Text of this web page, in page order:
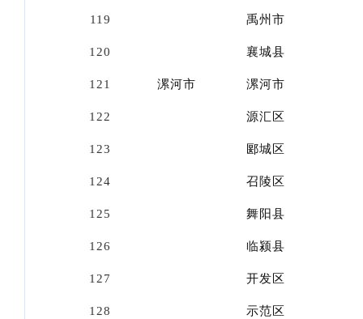
119 禹州市
120 襄城县
121 漯河市 漯河市
122 源汇区
123 郾城区
124 召陵区
125 舞阳县
126 临颍县
127 开发区
128 示范区